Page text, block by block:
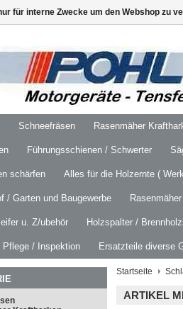
Schneefräsen Rasenmäher
Führungsschienen / Schwerter
schärfen Alles für die Holzernte (
/ Garten und Baugewerbe
u. Z/ubehör Holzspalter /
Pflege / Inspektion Ersatzteile diverse
Startseite
ARTIKEL
für interne Zwecke um den Webshop zu